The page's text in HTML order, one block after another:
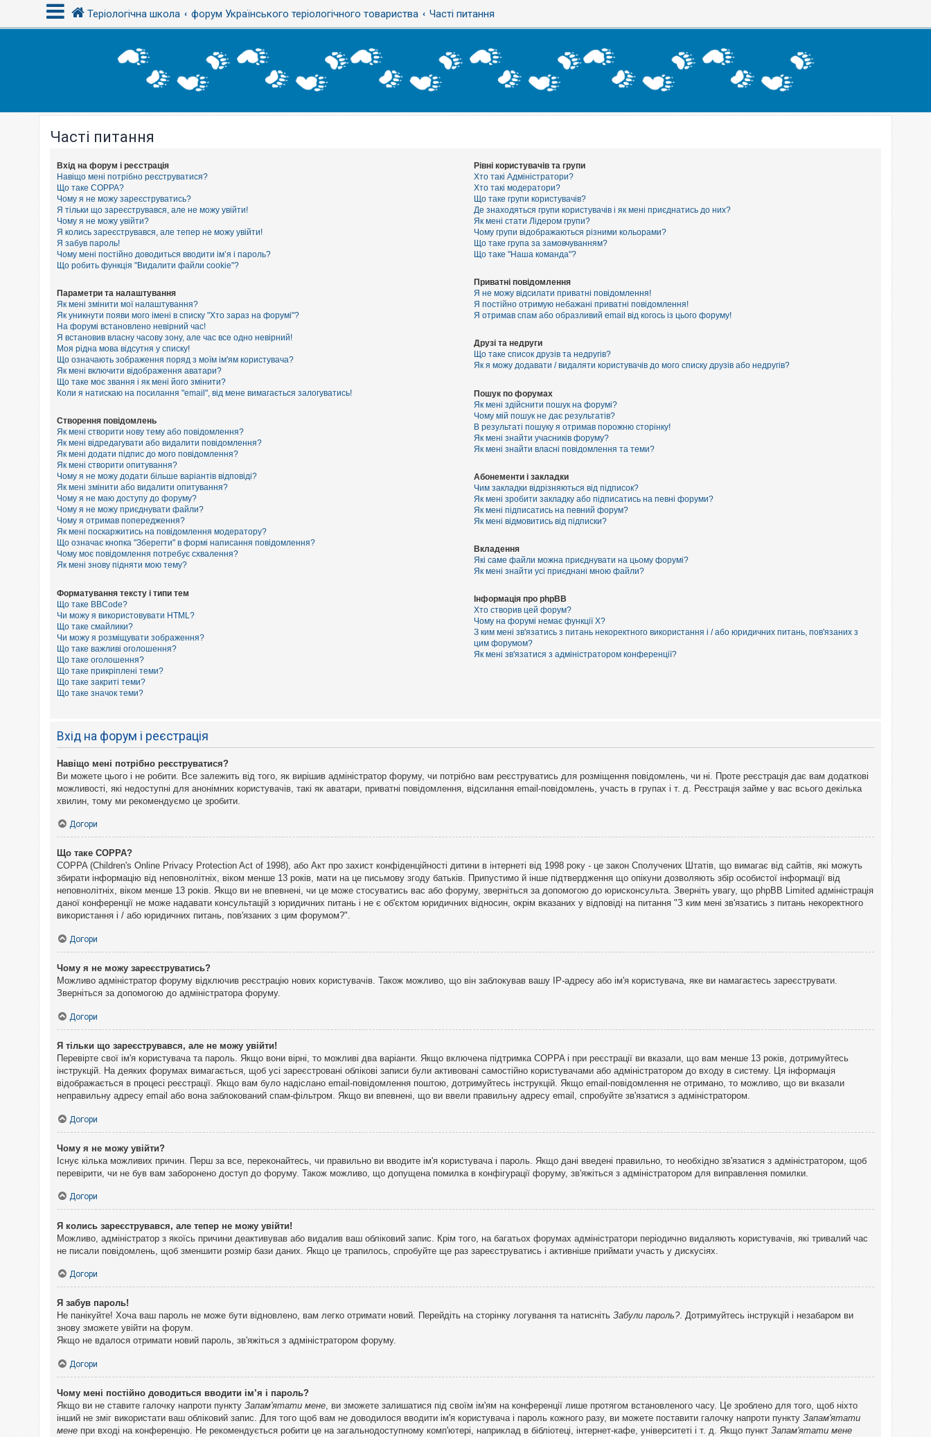
Теріологічна школа форум Українського теріологічного товариства Часті питання
Часті питання
Вхід на форум і реєстрація
Навіщо мені потрібно реєструватися?
Що таке COPPA?
Чому я не можу зареєструватись?
Я тільки що зареєструвався, але не можу увійти!
Чому я не можу увійти?
Я колись зареєструвався, але тепер не можу увійти!
Я забув пароль!
Чому мені постійно доводиться вводити ім’я і пароль?
Що робить функція "Видалити файли cookie"?
Параметри та налаштування
Як мені змінити мої налаштування?
Як уникнути появи мого імені в списку "Хто зараз на форумі"?
На форумі встановлено невірний час!
Я встановив власну часову зону, але час все одно невірний!
Моя рідна мова відсутня у списку!
Що означають зображення поряд з моїм ім'ям користувача?
Як мені включити відображення аватари?
Що таке моє звання і як мені його змінити?
Коли я натискаю на посилання "email", від мене вимагається залогуватись!
Створення повідомлень
Як мені створити нову тему або повідомлення?
Як мені відредагувати або видалити повідомлення?
Як мені додати підпис до мого повідомлення?
Як мені створити опитування?
Чому я не можу додати більше варіантів відповіді?
Як мені змінити або видалити опитування?
Чому я не маю доступу до форуму?
Чому я не можу приєднувати файли?
Чому я отримав попередження?
Як мені поскаржитись на повідомлення модератору?
Що означає кнопка "Зберегти" в формі написання повідомлення?
Чому моє повідомлення потребує схвалення?
Як мені знову підняти мою тему?
Форматування тексту і типи тем
Що таке BBCode?
Чи можу я використовувати HTML?
Що таке смайлики?
Чи можу я розміщувати зображення?
Що таке важливі оголошення?
Що таке оголошення?
Що таке прикріплені теми?
Що таке закриті теми?
Що таке значок теми?
Рівні користувачів та групи
Хто такі Адміністратори?
Хто такі модератори?
Що таке групи користувачів?
Де знаходяться групи користувачів і як мені приєднатись до них?
Як мені стати Лідером групи?
Чому групи відображаються різними кольорами?
Що таке група за замовчуванням?
Що таке "Наша команда"?
Приватні повідомлення
Я не можу відсилати приватні повідомлення!
Я постійно отримую небажані приватні повідомлення!
Я отримав спам або образливий email від когось із цього форуму!
Друзі та недруги
Що таке список друзів та недругів?
Як я можу додавати / видаляти користувачів до мого списку друзів або недругів?
Пошук по форумах
Як мені здійснити пошук на форумі?
Чому мій пошук не дає результатів?
В результаті пошуку я отримав порожню сторінку!
Як мені знайти учасників форуму?
Як мені знайти власні повідомлення та теми?
Абонементи і закладки
Чим закладки відрізняються від підписок?
Як мені зробити закладку або підписатись на певні форуми?
Як мені підписатись на певний форум?
Як мені відмовитись від підписки?
Вкладення
Які саме файли можна приєднувати на цьому форумі?
Як мені знайти усі приєднані мною файли?
Інформація про phpBB
Хто створив цей форум?
Чому на форумі немає функції X?
З ким мені зв'язатись з питань некоректного використання і / або юридичних питань, пов'язаних з
цим форумом?
Як мені зв'язатися з адміністратором конференції?
Вхід на форум і реєстрація
Навіщо мені потрібно реєструватися?
Ви можете цього і не робити. Все залежить від того, як вирішив адміністратор форуму, чи потрібно вам реєструватись для розміщення повідомлень, чи ні. Проте реєстрація дає вам додаткові
можливості, які недоступні для анонімних користувачів, такі як аватари, приватні повідомлення, відсилання email-повідомлень, участь в групах і т. д. Реєстрація займе у вас всього декілька
хвилин, тому ми рекомендуємо це зробити.
Догори
Що таке COPPA?
COPPA (Children's Online Privacy Protection Act of 1998), або Акт про захист конфіденційності дитини в інтернеті від 1998 року - це закон Сполучених Штатів, що вимагає від сайтів, які можуть
збирати інформацію від неповнолітніх, віком менше 13 років, мати на це письмову згоду батьків. Припустимо й інше підтвердження що опікуни дозволяють збір особистої інформації від
неповнолітніх, віком менше 13 років. Якщо ви не впевнені, чи це може стосуватись вас або форуму, зверніться за допомогою до юрисконсульта. Зверніть увагу, що phpBB Limited адміністрація
даної конференції не може надавати консультацій з юридичних питань і не є об'єктом юридичних відносин, окрім вказаних у відповіді на питання "З ким мені зв'язатись з питань некоректного
використання і / або юридичних питань, пов'язаних з цим форумом?".
Догори
Чому я не можу зареєструватись?
Можливо адміністратор форуму відключив реєстрацію нових користувачів. Також можливо, що він заблокував вашу IP-адресу або ім'я користувача, яке ви намагаєтесь зареєструвати.
Зверніться за допомогою до адміністратора форуму.
Догори
Я тільки що зареєструвався, але не можу увійти!
Перевірте свої ім'я користувача та пароль. Якщо вони вірні, то можливі два варіанти. Якщо включена підтримка COPPA і при реєстрації ви вказали, що вам менше 13 років, дотримуйтесь
інструкцій. На деяких форумах вимагається, щоб усі зареєстровані облікові записи були активовані самостійно користувачами або адміністратором до входу в систему. Ця інформація
відображається в процесі реєстрації. Якщо вам було надіслано email-повідомлення поштою, дотримуйтесь інструкцій. Якщо email-повідомлення не отримано, то можливо, що ви вказали
неправильну адресу email або вона заблокований спам-фільтром. Якщо ви впевнені, що ви ввели правильну адресу email, спробуйте зв'язатися з адміністратором.
Догори
Чому я не можу увійти?
Існує кілька можливих причин. Перш за все, переконайтесь, чи правильно ви вводите ім'я користувача і пароль. Якщо дані введені правильно, то необхідно зв'язатися з адміністратором, щоб
перевірити, чи не був вам заборонено доступ до форуму. Також можливо, що допущена помилка в конфігурації форуму, зв'яжіться з адміністратором для виправлення помилки.
Догори
Я колись зареєструвався, але тепер не можу увійти!
Можливо, адміністратор з якоїсь причини деактивував або видалив ваш обліковий запис. Крім того, на багатьох форумах адміністратори періодично видаляють користувачів, які тривалий час
не писали повідомлень, щоб зменшити розмір бази даних. Якщо це трапилось, спробуйте ще раз зареєструватись і активніше приймати участь у дискусіях.
Догори
Я забув пароль!
Не панікуйте! Хоча ваш пароль не може бути відновлено, вам легко отримати новий. Перейдіть на сторінку логування та натисніть Забули пароль?. Дотримуйтесь інструкцій і незабаром ви
знову зможете увійти на форум.
Якщо не вдалося отримати новий пароль, зв'яжіться з адміністратором форуму.
Догори
Чому мені постійно доводиться вводити ім’я і пароль?
Якщо ви не ставите галочку напроти пункту Запам'ятати мене, ви зможете залишатися під своїм ім'ям на конференції лише протягом встановленого часу. Це зроблено для того, щоб ніхто
інший не зміг використати ваш обліковий запис. Для того щоб вам не доводилося вводити ім'я користувача і пароль кожного разу, ви можете поставити галочку напроти пункту Запам'ятати
мене при вході на конференцію. Не рекомендується робити це на загальнодоступному комп'ютері, наприклад в бібліотеці, інтернет-кафе, університеті і т. д. Якщо пункт Запам'ятати мене